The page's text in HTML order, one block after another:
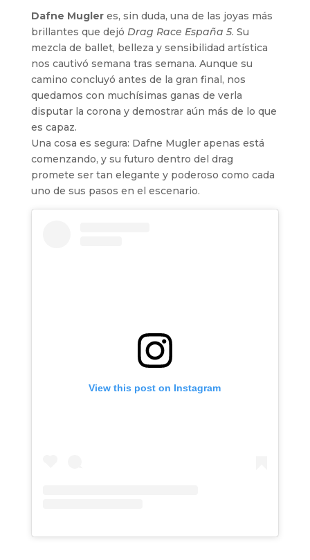
Dafne Mugleres, sin duda, una de las joyas más
brillantes que dejó Drag Race España 5. Su
mezcla de ballet, belleza y sensibilidad artística
nos cautivó semana tras semana. Aunque su
camino concluyó antes de la gran final, nos
quedamos con muchísimas ganas de verla
disputar la corona y demostrar aún más de lo que
es capaz.
Una cosa es segura: Dafne Mugler apenas está
comenzando, y su futuro dentro del drag
promete ser tan elegante y poderoso como cada
uno de sus pasos en el escenario.
View this post on Instagram